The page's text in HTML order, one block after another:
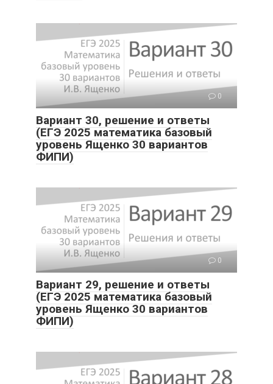
0
Вариант 30, решение и ответы
(ЕГЭ 2025 математика базовый
уровень Ященко 30 вариантов
ФИПИ)
0
Вариант 29, решение и ответы
(ЕГЭ 2025 математика базовый
уровень Ященко 30 вариантов
ФИПИ)